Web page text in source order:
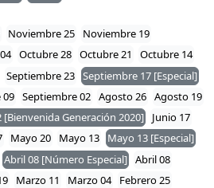
Noviembre 25
Noviembre 19
Octubre 28 Octubre 21
Octubre 14
Septiembre 23 Septiembre 17 [Especial]
09 Septiembre 02 Agosto 26 Agosto 19
[Bienvenida Generación 2020]
Junio 17
Mayo 20 Mayo 13
Mayo 13 [Especial]
Abril 08 [Número Especial] Abril 08
Marzo 11 Marzo 04
Febrero 25